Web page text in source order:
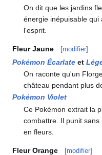
On dit que les jardins
énergie inépuisable
l'esprit.
Fleur Jaune [modifier]
Pokémon Écarlate et
On raconte qu'un
château pendant plus
Pokémon Violet
Ce Pokémon extrait la
combattre. Il punit
en fleurs.
Fleur Orange [modifier]